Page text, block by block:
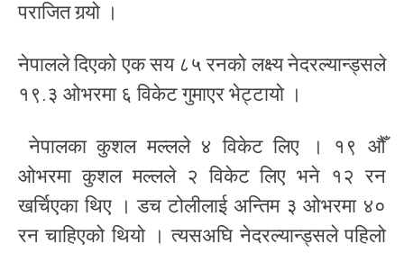
पराजित गर्‍यो ।
नेपालले दिएको एक सय ८५ रनको लक्ष्य नेदरल्यान्ड्सले
१९.३ ओभरमा ६ विकेट गुमाएर भेट्टायो ।
नेपालका कुशल मल्लले ४ विकेट लिए । १९ औँ
ओभरमा कुशल मल्लले २ विकेट लिए भने १२ रन
खर्चिएका थिए । डच टोलीलाई अन्तिम ३ ओभरमा ४०
रन चाहिएको थियो । त्यसअघि नेदरल्यान्ड्सले पहिलो